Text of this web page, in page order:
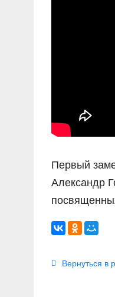
Первый
Александр
Вернуться в